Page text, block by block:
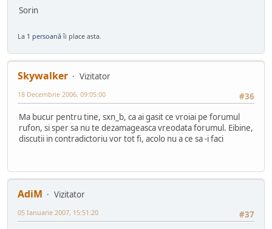
Sorin
La 1 persoanăîi place asta.
Skywalker
Vizitator
#36
18 Decembrie 2006, 09:05:00
Ma bucur pentru tine, sxn_b, ca ai gasit ce vroiai pe forumul
rufon, si sper sa nu te dezamageasca vreodata forumul. Eibine,
discutii in contradictoriu vor tot fi, acolo nu a ce sa -i faci
AdiM
Vizitator
#37
05 Ianuarie 2007, 15:51:20